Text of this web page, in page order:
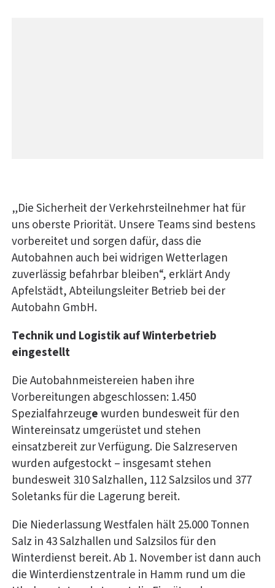
„Die Sicherheit der Verkehrsteilnehmer hat für
uns oberste Priorität. Unsere Teams sind bestens
vorbereitet und sorgen dafür, dass die
Autobahnen auch bei widrigen Wetterlagen
zuverlässig befahrbar bleiben“, erklärt Andy
Apfelstädt, Abteilungsleiter Betrieb bei der
Autobahn GmbH.
Technik und Logistik auf Winterbetrieb
eingestellt
Die Autobahnmeistereien haben ihre
Vorbereitungen abgeschlossen: 1.450
Spezialfahrzeugewurden bundesweit für den
Wintereinsatz umgerüstet und stehen
einsatzbereit zur Verfügung. Die Salzreserven
wurden aufgestockt – insgesamt stehen
bundesweit 310 Salzhallen, 112 Salzsilos und 377
Soletanks für die Lagerung bereit.
Die Niederlassung Westfalen hält25.000 Tonnen
Salz in 43 Salzhallen und Salzsilos für den
Winterdienst bereit. Ab 1. November ist dann auch
die Winterdienstzentrale in Hamm rund um die